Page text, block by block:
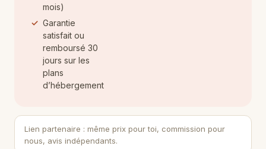
mois)
Garantie
satisfait ou
remboursé 30
jours sur les
plans
d’hébergement
Lien partenaire : même prix pour toi, commission pour
nous, avis indépendants.